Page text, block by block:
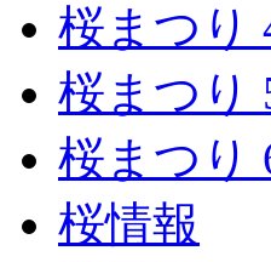
桜まつり
桜まつり
桜まつり
桜情報